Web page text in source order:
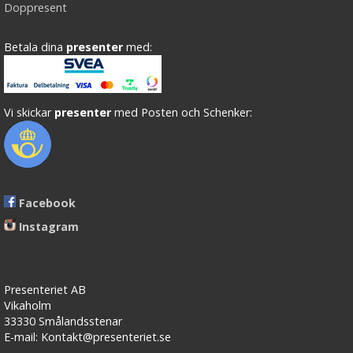
Doppresent
Betala dina presenter med:
Vi skickar presenter med Posten och Schenker:
Facebook
Instagram
Presenteriet AB
Vikaholm
33330 Smålandsstenar
E-mail: Kontakt@presenteriet.se